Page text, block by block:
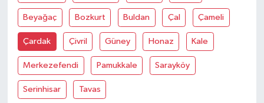
Beyağaç Bozkurt Buldan Çal Çameli
Çardak Çivril Güney Honaz Kale
Merkezefendi Pamukkale Sarayköy
Serinhisar Tavas